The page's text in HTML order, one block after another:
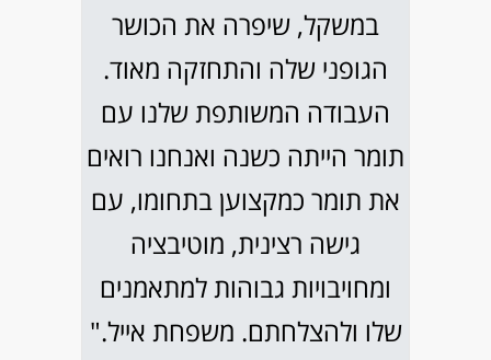
במשקל, שיפרה את הכושר
הגופני שלה והתחזקה מאוד.
העבודה המשותפת שלנו עם
תומר הייתה כשנה ואנחנו רואים
את תומר כמקצוען בתחומו, עם
גישה רצינית, מוטיבציה
ומחויבויות גבוהות למתאמנים
שלו ולהצלחתם. משפחת אייל."